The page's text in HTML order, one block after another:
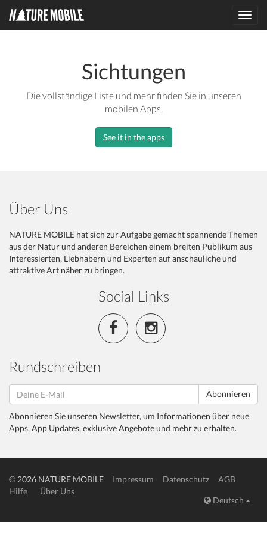
Sichtungen
Die vollständige Liste und mehr finden Sie in unseren
mobilen Apps.
See it in the apps
Über Uns
NATURE MOBILE hat sich zur Aufgabe gemacht spannende Themen
aus der Natur und anderen Bereichen einem breiten Publikum aus
Interessierten, Liebhabern und Experten auf anschauliche und
attraktive Art näher zu bringen.
Social Links
Rundschreiben
Abonnieren
Abonnieren Sie unseren Newsletter, um Informationen über neue
Apps, App Updates, exklusive Angebote und mehr zu erhalten.
© 2026 NATURE MOBILE Impressum Datenschutz
AGB
Hilfe
Über Uns
Deutsch